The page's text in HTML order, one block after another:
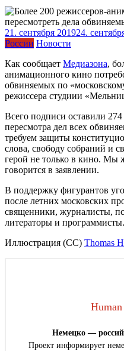
21. сентября 201924.
России Новости
Как сообщает Медиазона,
анимационного кино
обвиняемых по
режиссера студиии
Всего подписи оставили
пересмотра дел всех
требуем защиты
слова, свободу собраний и
герой не только в кино.
говорится в заявлении.
В поддержку фигурантов
после летних московских
священники, журналисты,
литераторы и программисты.
Иллюстрация (СС) Thomas
Немецко —
Проект информирует